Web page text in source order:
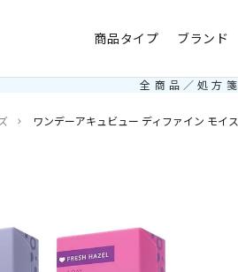
商品タイプ ブランド
全商品／処方
ワンデーアキュビュー ディファイン モ